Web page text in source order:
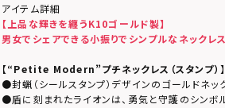
アイテム詳細
【上品な輝きを纏うK10ゴールド製】
男女でシェアできる小振りでシンプルなネックレス
【“Petite Modern”プチネックレス（スタンプ） 】
●封蝋（シールスタンプ）デザインのゴールドネッ
●盾に刻まれたライオンは、勇気と守護のシンボ